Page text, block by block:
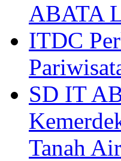
ABATA
ITDC
SD IT
Tanah Air